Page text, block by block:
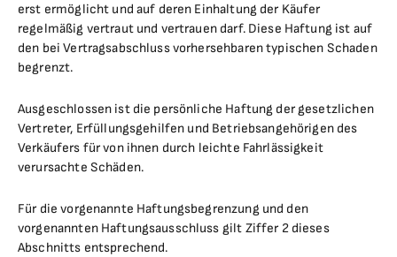
erst ermöglicht und auf deren Einhaltung der Käufer
regelmäßig vertraut und vertrauen darf. Diese Haftung ist auf
den bei Vertragsabschluss vorhersehbaren typischen Schaden
begrenzt.
Ausgeschlossen ist die persönliche Haftung der gesetzlichen
Vertreter, Erfüllungsgehilfen und Betriebsangehörigen des
Verkäufers für von ihnen durch leichte Fahrlässigkeit
verursachte Schäden.
Für die vorgenannte Haftungsbegrenzung und den
vorgenannten Haftungsausschluss gilt Ziffer 2 dieses
Abschnitts entsprechend.